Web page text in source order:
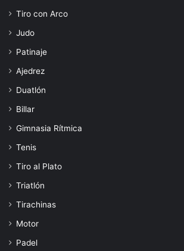
Tiro con Arco
Judo
Patinaje
Ajedrez
Duatlón
Billar
Gimnasia Rítmica
Tenis
Tiro al Plato
Triatlón
Tirachinas
Motor
Padel